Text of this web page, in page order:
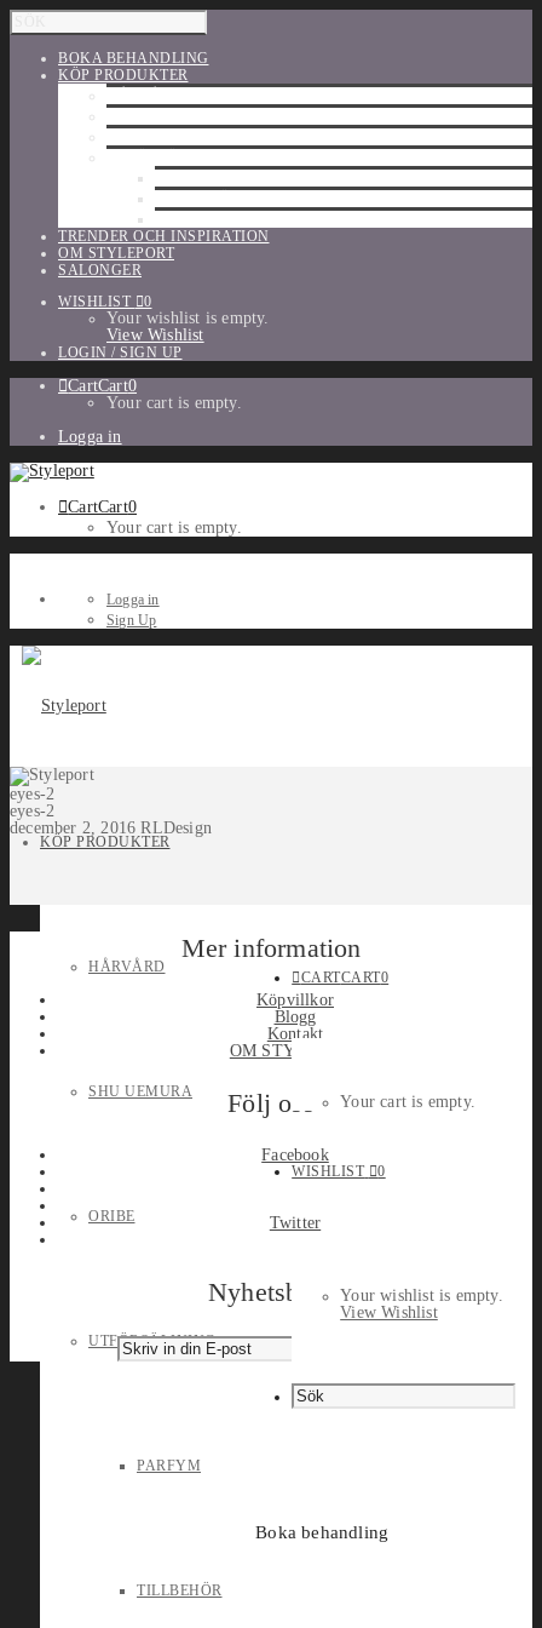
BOKA BEHANDLING
KÖP PRODUKTER
TRENDER OCH INSPIRATION
OM STYLEPORT
SALONGER
WISHLIST
0
Your wishlist is empty.
View Wishlist
LOGIN / SIGN UP
CartCart0
Your cart is empty.
Logga in
CartCart0
Your cart is empty.
Logga in
Sign Up
KÖP PRODUKTER
HÅRVÅRD
SHU UEMURA
ORIBE
UTFÖRSÄLJNING
PARFYM
TILLBEHÖR
CARTCART0
Your cart is empty.
WISHLIST 0
Your wishlist is empty.
View Wishlist
Boka behandling
eyes-2
eyes-2
december 2, 2016 RLDesign
Mer information
Köpvillkor
Blogg
Kontakt
OM STYLEPORT
Följ oss
Facebook
Twitter
Nyhetsbrev